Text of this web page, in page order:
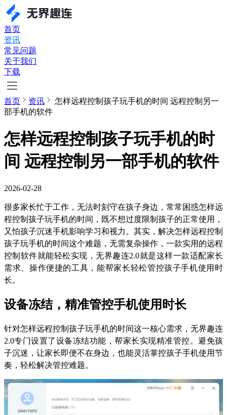
首页
资讯
常见问题
关于我们
下载
首页 资讯
怎样远程控制孩子玩手机的时间 远程控制另一
部手机的软件
怎样远程控制孩子玩手机的时
间 远程控制另一部手机的软件
2026-02-28
很多家长忙于工作，无法时刻守在孩子身边，常常困惑怎样远
程控制孩子玩手机的时间，既不想过度限制孩子的正常使用，
又怕孩子沉迷手机影响学习和视力。其实，解决怎样远程控制
孩子玩手机的时间这个难题，无需复杂操作，一款实用的远程
控制软件就能轻松实现，无界趣连2.0就是这样一款适配家长
需求、操作便捷的工具，能帮家长轻松管控孩子手机使用时
长。
设备冻结，精准管控手机使用时长
针对怎样远程控制孩子玩手机的时间这一核心需求，无界趣连
2.0专门设置了设备冻结功能，帮家长实现精准管控。避免孩
子沉迷，让家长即便不在身边，也能灵活掌控孩子手机使用节
奏，轻松解决管控难题。